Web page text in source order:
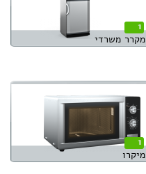
1
מקרר משרדי
1
מיקרו